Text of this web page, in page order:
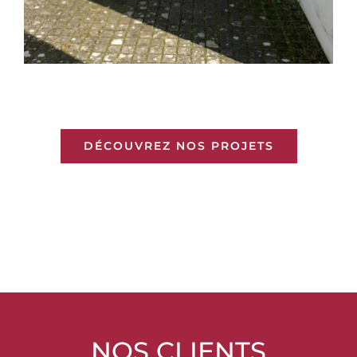
DÉCOUVREZ NOS PROJETS
NOS CLIENTS